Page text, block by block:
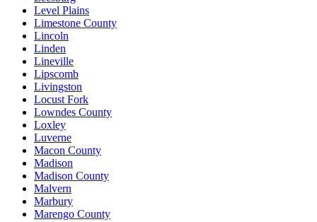
Level Plains
Limestone County
Lincoln
Linden
Lineville
Lipscomb
Livingston
Locust Fork
Lowndes County
Loxley
Luverne
Macon County
Madison
Madison County
Malvern
Marbury
Marengo County